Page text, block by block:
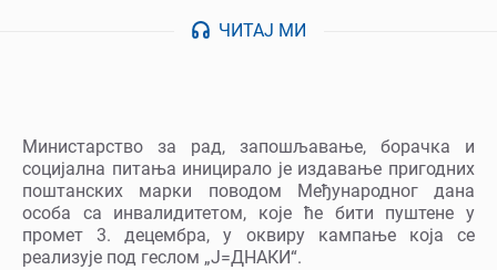
ЧИТАЈ МИ
Министарство за рад, запошљавање, борачка и
социјална питања иницирало је издавање пригодних
поштанских марки поводом Међународног дана
особа са инвалидитетом, које ће бити пуштене у
промет 3. децембра, у оквиру кампање која се
реализује под геслом „Ј=ДНАКИ“.